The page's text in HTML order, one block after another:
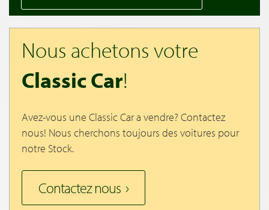
Nous achetons votre
Classic Car!
Avez-vous une Classic Car a vendre? Contactez
nous! Nous cherchons toujours des voitures pour
notre Stock.
Contactez nous